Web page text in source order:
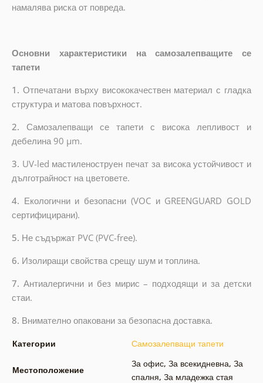
намалява риска от повреда.
Основни характеристики на самозалепващите се
тапети
1. Отпечатани върху висококачествен материал с гладка
структура и матова повърхност.
2. Самозалепващи се тапети с висока лепливост и
дебелина 90 µm.
3. UV-led мастиленоструен печат за висока устойчивост и
дълготрайност на цветовете.
4. Екологични и безопасни (VOC и GREENGUARD GOLD
сертифицирани).
5. Не съдържат PVC (PVC-free).
6. Изолиращи свойства срещу шум и топлина.
7. Антиалергични и без мирис – подходящи и за детски
стаи.
8. Внимателно опаковани за безопасна доставка.
Категории Самозалепващи тапети
Местоположение
За офис, За всекидневна, За
спалня, За младежка стая